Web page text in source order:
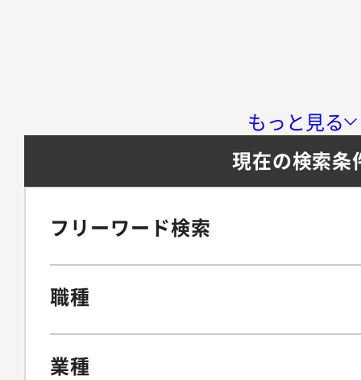
もっと見る
現在の検索条
フリーワード検索
職種
業種